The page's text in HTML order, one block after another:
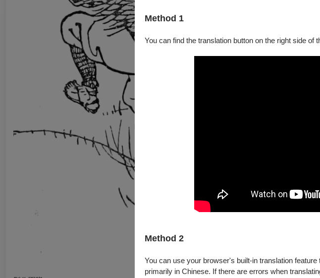
Method 1
You can find the translation button on the right side of
Method 2
You can use your browser's built-in translation
primarily in Chinese. If there are errors when